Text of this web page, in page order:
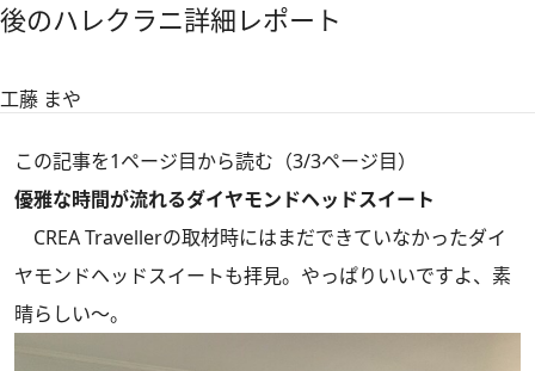
後のハレクラニ詳細レポート
工藤 まや
この記事を1ページ目から読む（3/3ページ目）
優雅な時間が流れるダイヤモンドヘッドスイート
CREA Travellerの取材時にはまだできていなかったダイ
ヤモンドヘッドスイートも拝見。やっぱりいいですよ、素
晴らしい～。